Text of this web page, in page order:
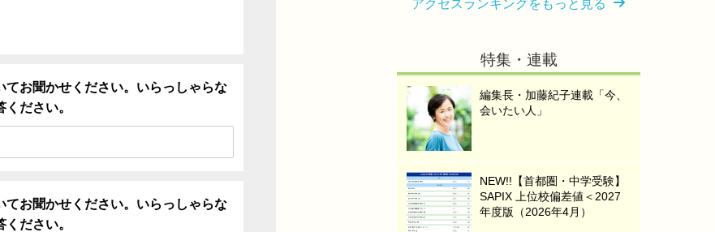
てお聞かせください。いらっしゃらな
ださい。
てお聞かせください。いらっしゃらな
ださい。
アクセスランキングをもっと見る
特集・連載
編集長・加藤紀子連載「今、
会いたい人」
NEW!!【首都圏・中学受験】
SAPIX 上位校偏差値＜2027
年度版（2026年4月）